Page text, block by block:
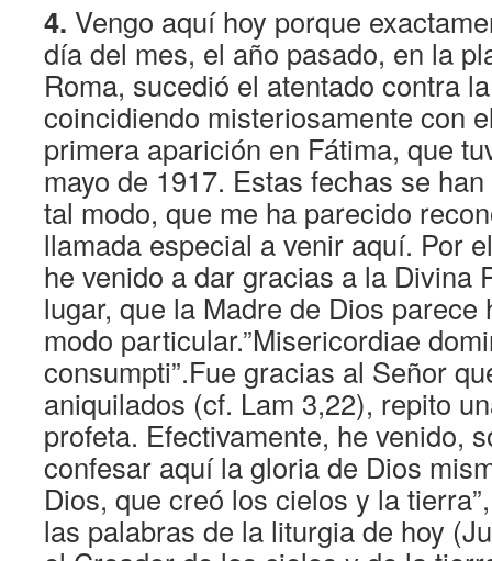
4. Vengo aquí hoy porque
día del mes, el año pasado, en la
Roma, sucedió el atentado contra
coincidiendo misteriosamente con
primera aparición en Fátima, que
mayo de 1917. Estas fechas se
tal modo, que me ha parecido
llamada especial a venir aquí. Por
he venido a dar gracias a la Divina
lugar, que la Madre de Dios parece
modo particular.”Misericordiae
consumpti”.Fue gracias al Señor
aniquilados (cf. Lam 3,22), repito
profeta. Efectivamente, he venido,
confesar aquí la gloria de Dios
Dios, que creó los cielos y la
las palabras de la liturgia de hoy